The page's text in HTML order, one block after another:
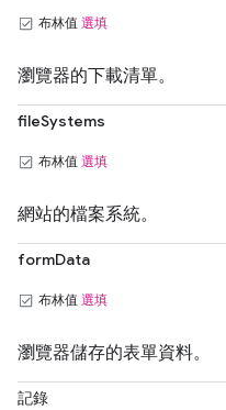
布林值 選填
瀏覽器的下載清單。
fileSystems
布林值 選填
網站的檔案系統。
formData
布林值 選填
瀏覽器儲存的表單資料。
記錄